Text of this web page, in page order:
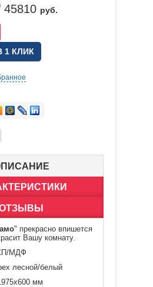
45810 руб.
1 КЛИК
" прекрасно впишется
Вашу комнату.
МДФ
лесной/белый
мм